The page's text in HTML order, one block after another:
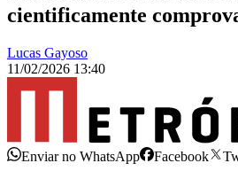
cientificamente
Lucas Gayoso
11/02/2026 13:40
Enviar no WhatsApp Facebook